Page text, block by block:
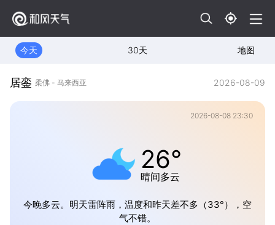
今天 30天 地图
居銮 柔佛 - 马来西亚 2026-08-09
2026-08-08 23:30
26°
晴间多云
今晚多云。明天雷阵雨，温度和昨天差不多（33°），空
气不错。